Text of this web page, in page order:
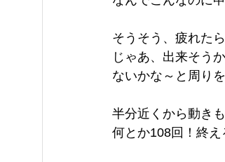
そうそう、疲れた
じゃあ、出来そう
ないかな～と周り
半分近くから動き
何とか108回！終え